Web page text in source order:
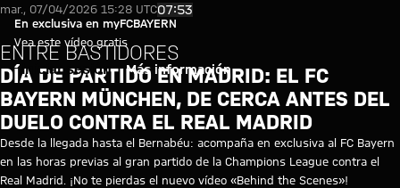
Video: Día de partido en
Reproducir vídeo
En exclusiva en myFCBAYERN
Vea este vídeo gratis
Iniciar sesión Más información
mar., 07/04/2026 15:28 UTC07:53
ENTRE BASTIDORES
DÍA DE PARTIDO EN MADRID: EL FC
BAYERN MÜNCHEN, DE CERCA ANTES DEL
DUELO CONTRA EL REAL MADRID
Desde la llegada hasta el Bernabéu: acompaña en exclusiva al FC Bayern
en las horas previas al gran partido de la Champions League contra el
Real Madrid. ¡No te pierdas el nuevo vídeo «Behind the Scenes»!